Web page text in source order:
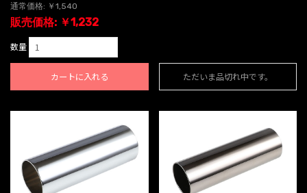
通常価格: ￥1,540
販売価格: ￥1,232
数量
カートに入れる ただいま品切れ中です。